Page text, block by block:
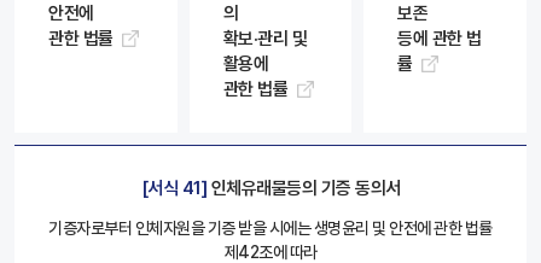
안전에
관한 법률
의
확보·관리 및
활용에
관한 법률
보존
등에 관한 법
률
[서식 41] 인체유래물등의 기증 동의서
기증자로부터 인체자원을 기증 받을 시에는 생명윤리 및 안전에 관한 법률
제42조에 따라